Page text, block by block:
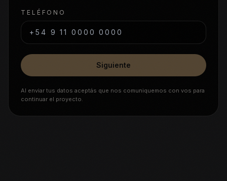
TELÉFONO
Siguiente
Al enviar tus datos aceptás que nos comuniquemos con vos para
continuar el proyecto.